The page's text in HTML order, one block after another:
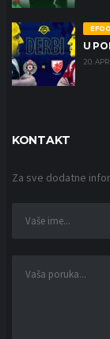
U
20.
KONTAKT
Za sve dodatne